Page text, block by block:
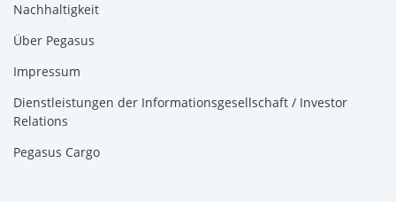
Nachhaltigkeit
Über Pegasus
Impressum
Dienstleistungen der Informationsgesellschaft / Investor
Relations
Pegasus Cargo